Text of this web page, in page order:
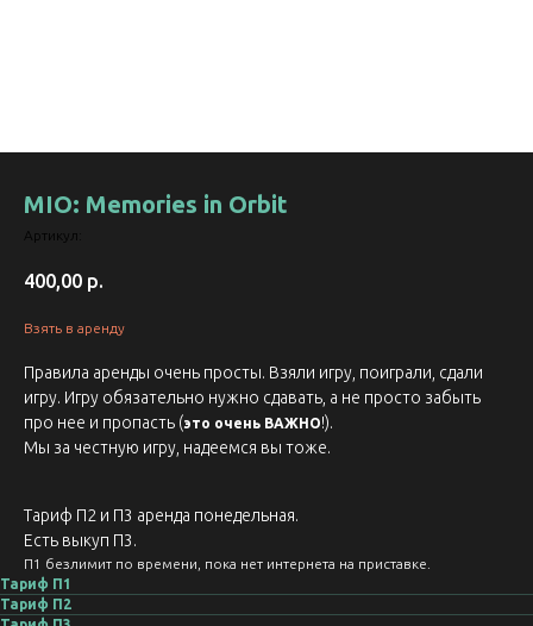
MIO: Memories in Orbit
Артикул:
400,00 р.
Взять в аренду
Правила аренды очень просты. Взяли игру, поиграли, сдали
игру. Игру обязательно нужно сдавать, а не просто забыть
про нее и пропасть (это очень ВАЖНО!).
Мы за честную игру, надеемся вы тоже.
Тариф П2 и П3 аренда понедельная.
Есть выкуп П3.
П1 безлимит по времени, пока нет интернета на приставке.
Тариф П1
Тариф П2